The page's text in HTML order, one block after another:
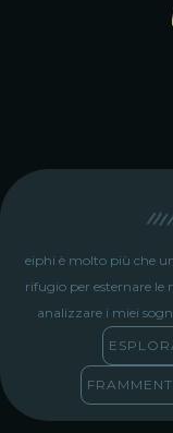
eiphi è molto più che
rifugio per esternare le
analizzare i miei